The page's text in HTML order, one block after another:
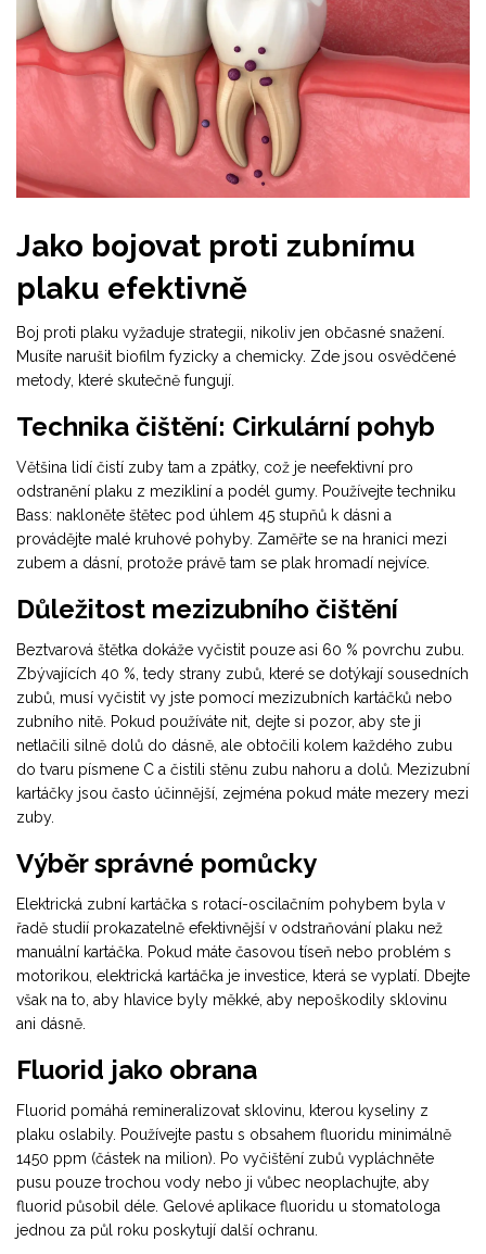
Jako bojovat proti zubnímu
plaku efektivně
Boj proti plaku vyžaduje strategii, nikoliv jen občasné snažení.
Musíte narušit biofilm fyzicky a chemicky. Zde jsou osvědčené
metody, které skutečně fungují.
Technika čištění: Cirkulární pohyb
Většina lidí čistí zuby tam a zpátky, což je neefektivní pro
odstranění plaku z mezikliní a podél gumy. Používejte techniku
Bass: nakloněte štětec pod úhlem 45 stupňů k dásni a
provádějte malé kruhové pohyby. Zaměřte se na hranici mezi
zubem a dásní, protože právě tam se plak hromadí nejvíce.
Důležitost mezizubního čištění
Beztvarová štětka dokáže vyčistit pouze asi 60 % povrchu zubu.
Zbývajících 40 %, tedy strany zubů, které se dotýkají sousedních
zubů, musí vyčistit vy jste pomocí mezizubních kartáčků nebo
zubního nitě. Pokud používáte nit, dejte si pozor, aby ste ji
netlačili silně dolů do dásně, ale obtočili kolem každého zubu
do tvaru písmene C a čistili stěnu zubu nahoru a dolů. Mezizubní
kartáčky jsou často účinnější, zejména pokud máte mezery mezi
zuby.
Výběr správné pomůcky
Elektrická zubní kartáčka s rotací-oscilačním pohybem byla v
řadě studií prokazatelně efektivnější v odstraňování plaku než
manuální kartáčka. Pokud máte časovou tíseň nebo problém s
motorikou, elektrická kartáčka je investice, která se vyplatí. Dbejte
však na to, aby hlavice byly měkké, aby nepoškodily sklovinu
ani dásně.
Fluorid jako obrana
Fluorid pomáhá remineralizovat sklovinu, kterou kyseliny z
plaku oslabily. Používejte pastu s obsahem fluoridu minimálně
1450 ppm (částek na milion). Po vyčištění zubů vypláchněte
pusu pouze trochou vody nebo ji vůbec neoplachujte, aby
fluorid působil déle. Gelové aplikace fluoridu u stomatologa
jednou za půl roku poskytují další ochranu.